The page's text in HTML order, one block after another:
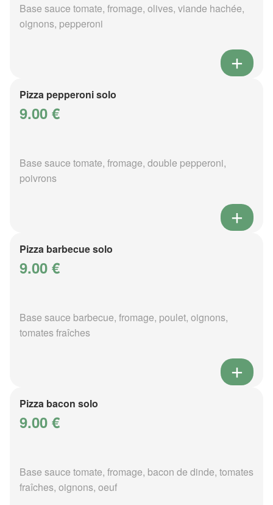
Base sauce tomate, fromage, olives, viande hachée,
oignons, pepperoni
Pizza pepperoni solo
9.00 €
Base sauce tomate, fromage, double pepperoni,
poivrons
Pizza barbecue solo
9.00 €
Base sauce barbecue, fromage, poulet, oignons,
tomates fraîches
Pizza bacon solo
9.00 €
Base sauce tomate, fromage, bacon de dinde, tomates
fraîches, oignons, oeuf